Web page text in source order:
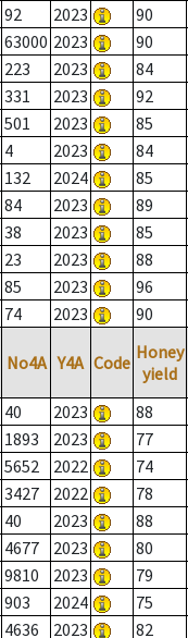
92 2023 90
63000 2023 90
223 2023 84
331 2023 92
501 2023 85
4 2023 84
132 2024 85
84 2023 89
38 2023 85
23 2023 88
85 2023 96
74 2023 90
No4A Y4A Code Honey
yield
40 2023 88
1893 2023 77
5652 2022 74
3427 2022 78
40 2023 88
4677 2023 80
9810 2023 79
903 2024 75
4636 2023 82